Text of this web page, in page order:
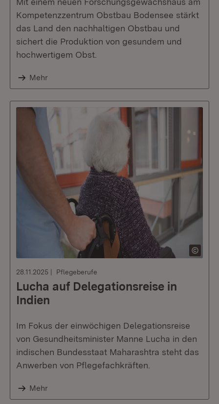
Kompetenzzentrum Obstbau Bodensee stärkt
das Land den nachhaltigen Obstbau und
sichert die Produktion von gesundem und
hochwertigem Obst.
Mehr
28.11.2025 Pflegeberufe
Lucha auf Delegationsreise in
Indien
Im Fokus der einwöchigen Delegationsreise
von Gesundheitsminister Manne Lucha in den
indischen Bundesstaat Maharashtra steht das
Anwerben von Pflegefachkräften.
Mehr